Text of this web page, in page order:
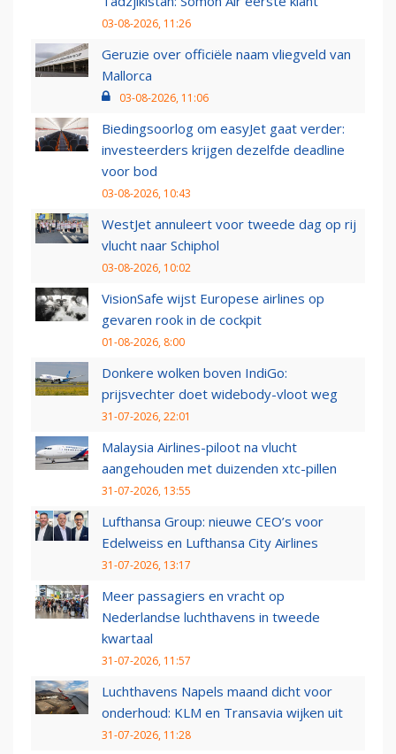
03-08-2026, 11:26
Geruzie over officiële naam vliegveld van
Mallorca
03-08-2026, 11:06
Biedingsoorlog om easyJet gaat verder:
investeerders krijgen dezelfde deadline
voor bod
03-08-2026, 10:43
WestJet annuleert voor tweede dag op rij
vlucht naar Schiphol
03-08-2026, 10:02
VisionSafe wijst Europese airlines op
gevaren rook in de cockpit
01-08-2026, 8:00
Donkere wolken boven IndiGo:
prijsvechter doet widebody-vloot weg
31-07-2026, 22:01
Malaysia Airlines-piloot na vlucht
aangehouden met duizenden xtc-pillen
31-07-2026, 13:55
Lufthansa Group: nieuwe CEO’s voor
Edelweiss en Lufthansa City Airlines
31-07-2026, 13:17
Meer passagiers en vracht op
Nederlandse luchthavens in tweede
kwartaal
31-07-2026, 11:57
Luchthavens Napels maand dicht voor
onderhoud: KLM en Transavia wijken uit
31-07-2026, 11:28